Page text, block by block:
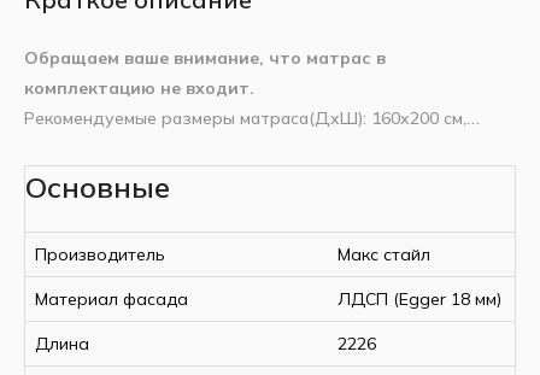
Обращаем ваше внимание, что матрас в
комплектацию не входит.
Рекомендуемые размеры матраса(ДxШ): 160x200 см,
Комплектация: 2 ручки, ортопедическое основание,
крепежные ремни для фиксации матраса, полка 10 см;
Опора: металлическая с синхронизатором.
Характеристики
Производитель
Макс Стайл
Ширина
1782 мм
Длина
2226 мм
Высота
420 мм
Основные
Производитель Макс стайл
Материал фасада ЛДСП (Egger 18 мм)
Длина 2226